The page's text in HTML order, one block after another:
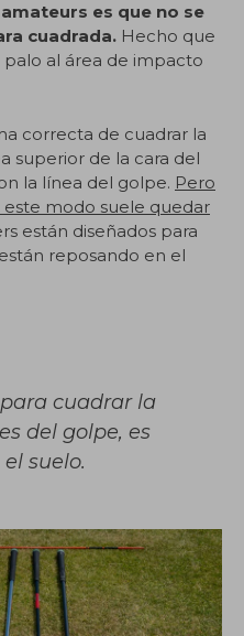
es que no se
cuadrada. Hecho que
al área de impacto
correcta de cuadrar la
superior de la cara del
la línea del golpe. Pero
modo suele quedar
están diseñados para
reposando en el
cuadrar la
del golpe, es
suelo.